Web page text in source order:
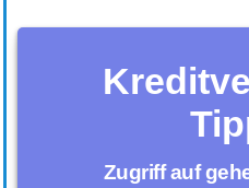
Zugriff auf